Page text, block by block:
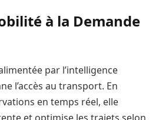
à la Demande
par l’intelligence
l’accès au transport. En
en temps réel, elle